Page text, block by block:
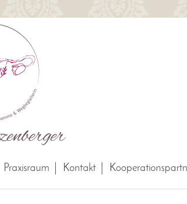
Praxisraum Kontakt